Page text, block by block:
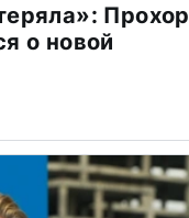
Прохор
о новой